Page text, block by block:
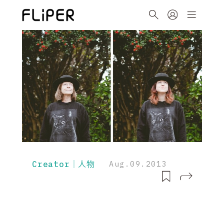
Creator｜人物 Aug.09.2013